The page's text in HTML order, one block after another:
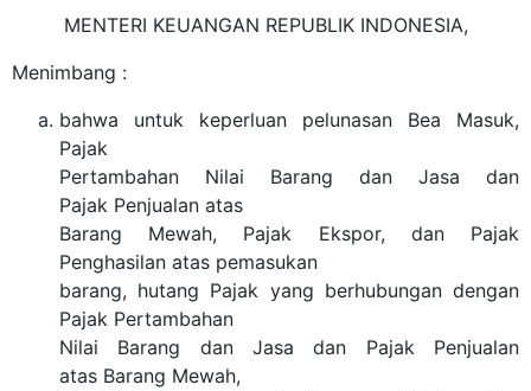
MENTERI KEUANGAN REPUBLIK INDONESIA,
Menimbang :
bahwa untuk keperluan pelunasan Bea Masuk,
Pajak
Pertambahan Nilai Barang dan Jasa dan
Pajak Penjualan atas
Barang Mewah, Pajak Ekspor, dan Pajak
Penghasilan atas pemasukan
barang, hutang Pajak yang berhubungan dengan
Pajak Pertambahan
Nilai Barang dan Jasa dan Pajak Penjualan
atas Barang Mewah,